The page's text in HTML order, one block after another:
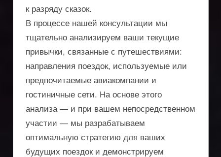
к разряду сказок.
В процессе нашей консультации мы
тщательно анализируем ваши текущие
привычки, связанные с путешествиями:
направления поездок, используемые или
предпочитаемые авиакомпании и
гостиничные сети. На основе этого
анализа — и при вашем непосредственном
участии — мы разрабатываем
оптимальную стратегию для ваших
будущих поездок и демонстрируем